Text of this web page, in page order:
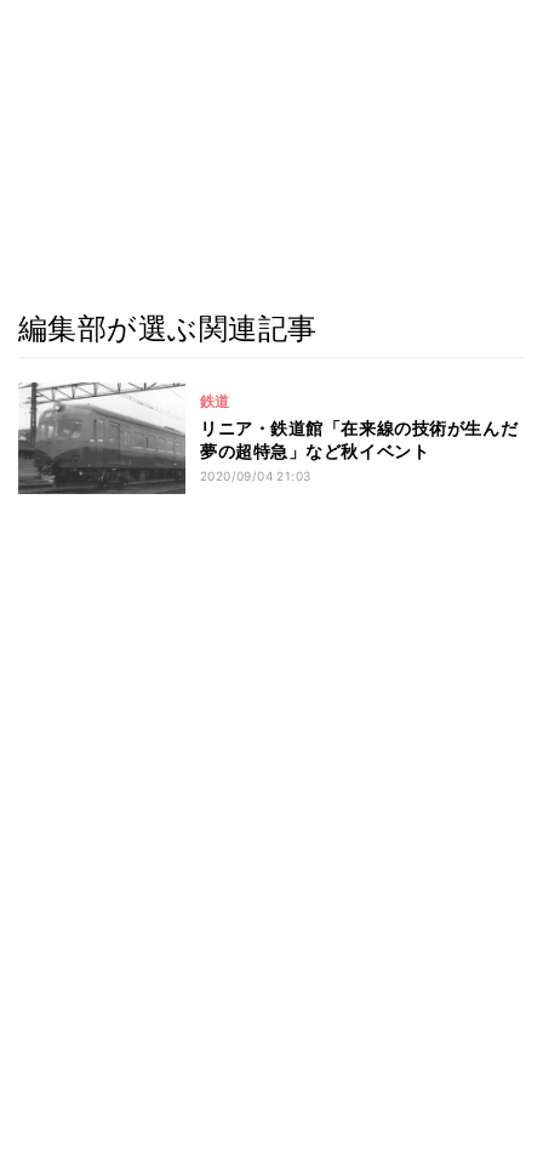
編集部が選ぶ関連記事
鉄道
リニア・鉄道館「在来線の技術が生んだ
夢の超特急」など秋イベント
2020/09/04 21:03